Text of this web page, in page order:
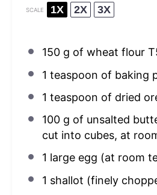
SCALE 1X 2X 3X
150 g of wheat flour
1 teaspoon of baking
1 teaspoon of dried
100 g of unsalted
cut into cubes, at
1 large egg (at room
1 shallot (finely